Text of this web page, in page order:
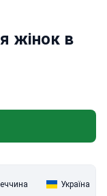
жінок в
Україна